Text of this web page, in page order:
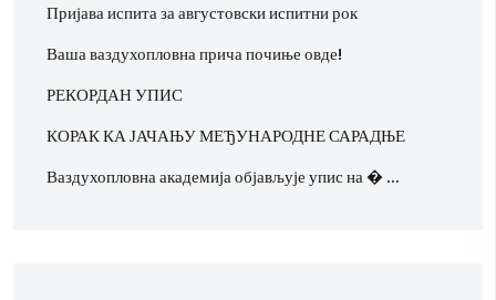
Пријава испита за августовски испитни рок
Ваша ваздухопловна прича почиње овде!
РЕКОРДАН УПИС
КОРАК КА ЈАЧАЊУ МЕЂУНАРОДНЕ САРАДЊЕ
Ваздухопловна академија објављује упис на � …